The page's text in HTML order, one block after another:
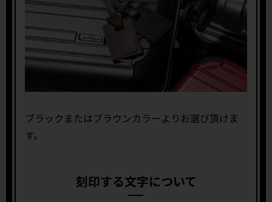
ブラックまたはブラウンカラーよりお選び頂けま
す。
刻印する文字について